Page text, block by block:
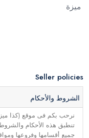
ميزة
Seller policies
الشروط والأحكام
نرحب بكم فى موقع (كذا
تنطبق هذه الأحكام
جميع أقسامها وفروعها